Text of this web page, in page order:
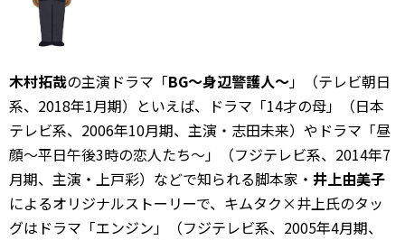
木村拓哉の主演ドラマ「BG～身辺警護人～」（テレビ朝日
系、2018年1月期）といえば、ドラマ「14才の母」（日本
テレビ系、2006年10月期、主演・志田未来）やドラマ「昼
顔～平日午後3時の恋人たち～」（フジテレビ系、2014年7
月期、主演・上戸彩）などで知られる脚本家・ 井上由美子
によるオリジナルストーリーで、キムタク×井上氏のタッ
グはドラマ「エンジン」（フジテレビ系、2005年4月期、